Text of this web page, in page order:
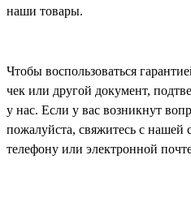
наши товары.
Чтобы воспользоваться
чек или другой документ,
у нас. Если у вас возникнут
пожалуйста, свяжитесь с
телефону или электронной